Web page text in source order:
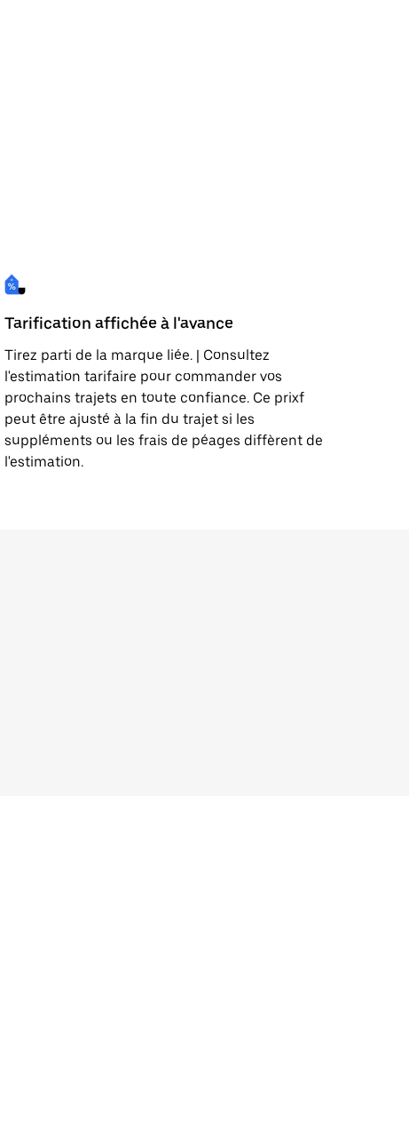
Tarification affichée à l'avance
Tirez parti de la marque liée. | Consultez
l'estimation tarifaire pour commander vos
prochains trajets en toute confiance. Ce prixf
peut être ajusté à la fin du trajet si les
suppléments ou les frais de péages diffèrent de
l'estimation.